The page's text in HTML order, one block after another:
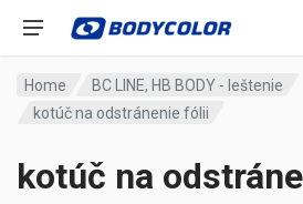
Home
BC LINE, HB BODY - leštenie
kotúč na odstránenie fólii
kotúč na